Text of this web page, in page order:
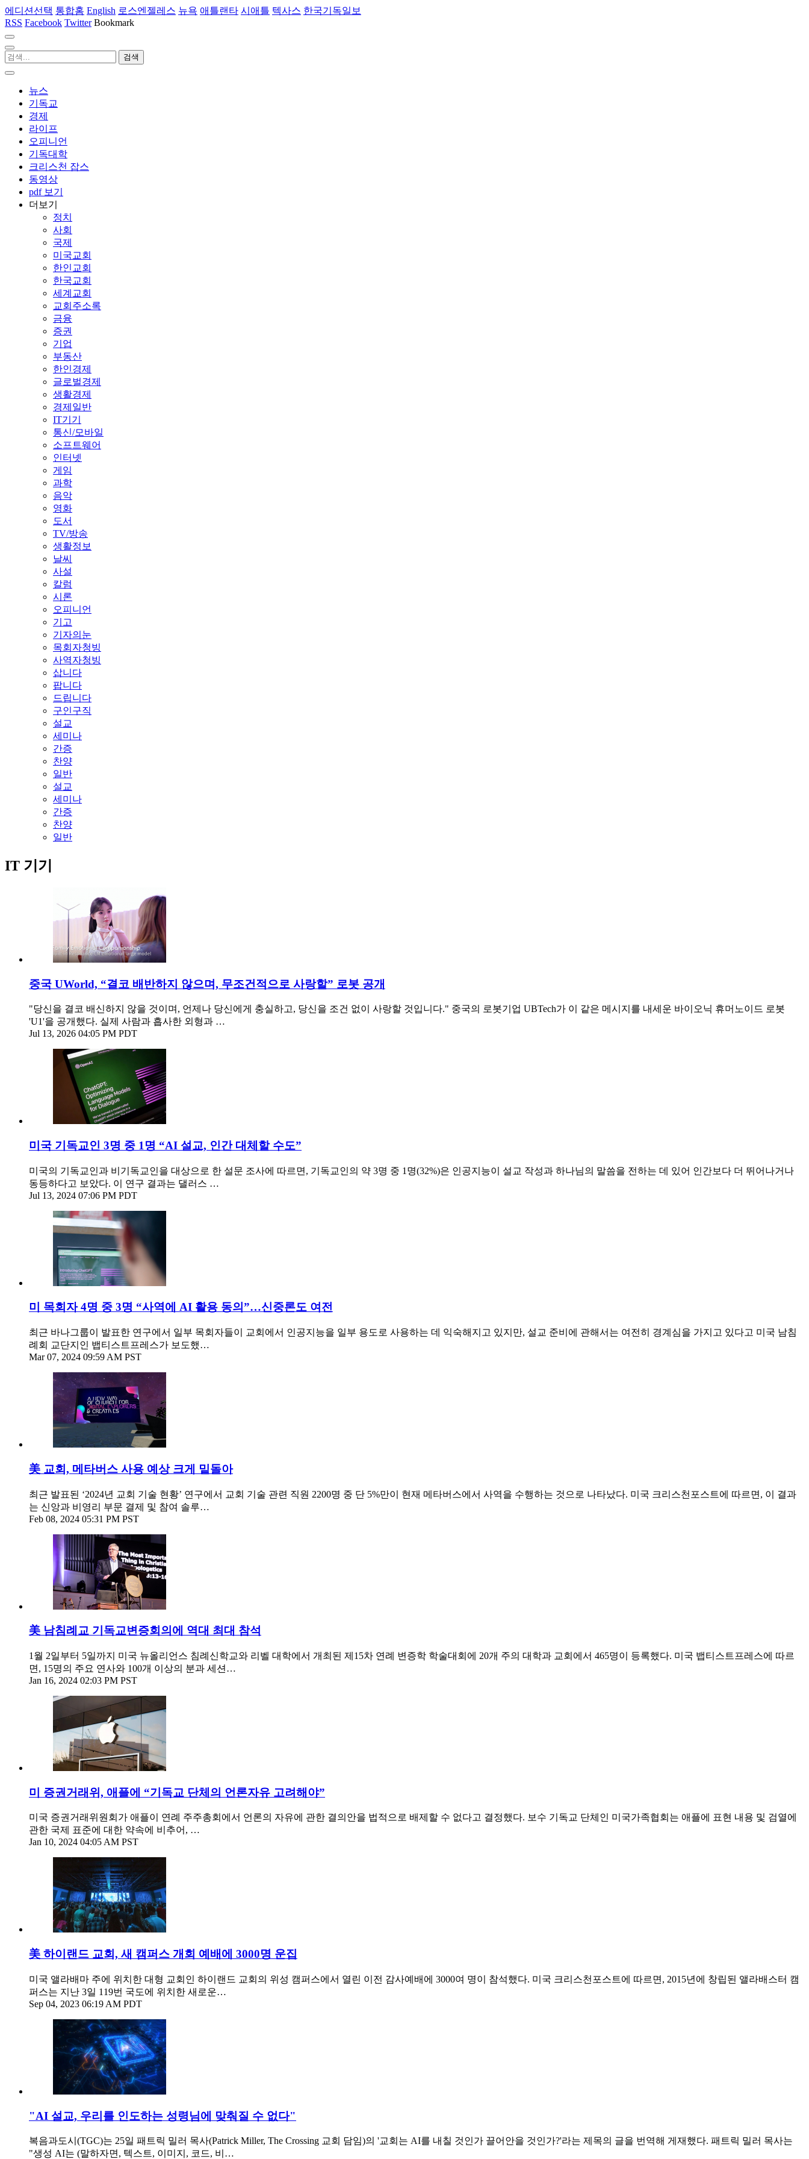
에디션선택 통합홈 English 로스엔젤레스 뉴욕 애틀랜타 시애틀 텍사스 한국기독일보
RSS Facebook Twitter Bookmark
뉴스
기독교
경제
라이프
오피니언
기독대학
크리스천 잡스
동영상
pdf 보기
더보기
정치
사회
국제
미국교회
한인교회
한국교회
세계교회
교회주소록
금융
증권
기업
부동산
한인경제
글로벌경제
생활경제
경제일반
IT기기
통신/모바일
소프트웨어
인터넷
게임
과학
음악
영화
도서
TV/방송
생활정보
날씨
사설
칼럼
시론
오피니언
기고
기자의눈
목회자청빙
사역자청빙
삽니다
팝니다
드립니다
구인구직
설교
세미나
간증
찬양
일반
설교
세미나
간증
찬양
일반
IT 기기
중국 UWorld, “결코 배반하지 않으며, 무조건적으로 사랑할” 로봇 공개
"당신을 결코 배신하지 않을 것이며, 언제나 당신에게 충실하고, 당신을 조건 없이 사랑할 것입니다." 중국의 로봇기업 UBTech가 이 같은 메시지를 내세운 바이오닉 휴머노이드 로봇
'U1'을 공개했다. 실제 사람과 흡사한 외형과 …
Jul 13, 2026 04:05 PM PDT
미국 기독교인 3명 중 1명 “AI 설교, 인간 대체할 수도”
미국의 기독교인과 비기독교인을 대상으로 한 설문 조사에 따르면, 기독교인의 약 3명 중 1명(32%)은 인공지능이 설교 작성과 하나님의 말씀을 전하는 데 있어 인간보다 더 뛰어나거나
동등하다고 보았다. 이 연구 결과는 댈러스 …
Jul 13, 2024 07:06 PM PDT
미 목회자 4명 중 3명 “사역에 AI 활용 동의”…신중론도 여전
최근 바나그룹이 발표한 연구에서 일부 목회자들이 교회에서 인공지능을 일부 용도로 사용하는 데 익숙해지고 있지만, 설교 준비에 관해서는 여전히 경계심을 가지고 있다고 미국 남침
례회 교단지인 뱁티스트프레스가 보도했…
Mar 07, 2024 09:59 AM PST
美 교회, 메타버스 사용 예상 크게 밑돌아
최근 발표된 ‘2024년 교회 기술 현황’ 연구에서 교회 기술 관련 직원 2200명 중 단 5%만이 현재 메타버스에서 사역을 수행하는 것으로 나타났다. 미국 크리스천포스트에 따르면, 이 결과
는 신앙과 비영리 부문 결제 및 참여 솔루…
Feb 08, 2024 05:31 PM PST
美 남침례교 기독교변증회의에 역대 최대 참석
1월 2일부터 5일까지 미국 뉴올리언스 침례신학교와 리벨 대학에서 개최된 제15차 연례 변증학 학술대회에 20개 주의 대학과 교회에서 465명이 등록했다. 미국 뱁티스트프레스에 따르
면, 15명의 주요 연사와 100개 이상의 분과 세션…
Jan 16, 2024 02:03 PM PST
미 증권거래위, 애플에 “기독교 단체의 언론자유 고려해야”
미국 증권거래위원회가 애플이 연례 주주총회에서 언론의 자유에 관한 결의안을 법적으로 배제할 수 없다고 결정했다. 보수 기독교 단체인 미국가족협회는 애플에 표현 내용 및 검열에
관한 국제 표준에 대한 약속에 비추어, …
Jan 10, 2024 04:05 AM PST
美 하이랜드 교회, 새 캠퍼스 개회 예배에 3000명 운집
미국 앨라배마 주에 위치한 대형 교회인 하이랜드 교회의 위성 캠퍼스에서 열린 이전 감사예배에 3000여 명이 참석했다. 미국 크리스천포스트에 따르면, 2015년에 창립된 앨라배스터 캠
퍼스는 지난 3일 119번 국도에 위치한 새로운…
Sep 04, 2023 06:19 AM PDT
"AI 설교, 우리를 인도하는 성령님에 맞춰질 수 없다"
복음과도시(TGC)는 25일 패트릭 밀러 목사(Patrick Miller, The Crossing 교회 담임)의 '교회는 AI를 내칠 것인가 끌어안을 것인가?'라는 제목의 글을 번역해 게재했다. 패트릭 밀러 목사는
"생성 AI는 (말하자면, 텍스트, 이미지, 코드, 비…